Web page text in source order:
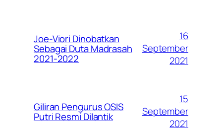
Joe-Viori Dinobatkan
Sebagai Duta Madrasah
2021-2022
16
September
2021
Giliran Pengurus OSIS
Putri Resmi Dilantik
15
September
2021